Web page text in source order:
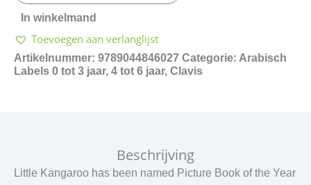
Arabisch
aantal
In winkelmand
Toevoegen aan verlanglijst
Artikelnummer: 9789044846027 Categorie: Arabisch
Labels 0 tot 3 jaar, 4 tot 6 jaar, Clavis
Beschrijving
Little Kangaroo has been named Picture Book of the Year